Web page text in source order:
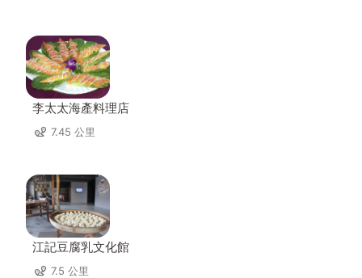
李太太海產料理店
7.45 公里
江記豆腐乳文化館
7.5 公里